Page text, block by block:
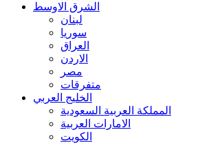
الشرق الاوسط
لبنان
سوريا
العراق
الاردن
مصر
متفرقات
الخليج العربي
المملكة العربية السعودية
الامارات العربية
الكويت